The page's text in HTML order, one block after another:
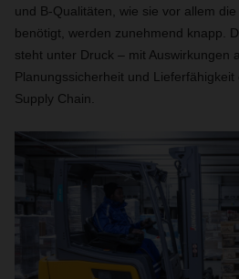
und B‑Qualitäten, wie sie vor allem
benötigt, werden zunehmend knapp.
steht unter Druck – mit Auswirkungen
Planungssicherheit und
Supply Chain.